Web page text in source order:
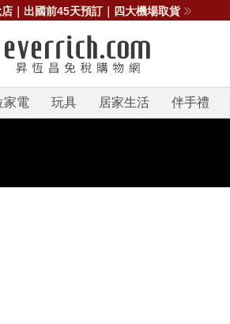
｜出國前45天預訂｜四大機場取貨
家電 玩具 居家生活 伴手禮